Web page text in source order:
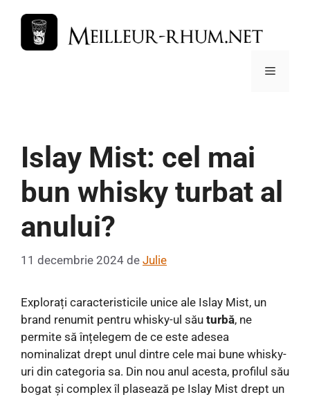
conținut
Meniu
Islay Mist: cel mai
bun whisky turbat al
anului?
11 decembrie 2024 de Julie
Explorați caracteristicile unice ale Islay Mist, un
brand renumit pentru whisky-ul său turbă, ne
permite să înțelegem de ce este adesea
nominalizat drept unul dintre cele mai bune whisky-
uri din categoria sa. Din nou anul acesta, profilul său
bogat și complex îl plasează pe Islay Mist drept un